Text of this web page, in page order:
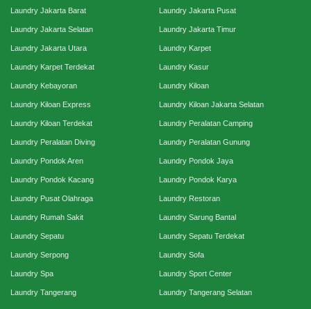
Laundry Jakarta Barat Laundry Jakarta Pusat
Laundry Jakarta Selatan Laundry Jakarta Timur
Laundry Jakarta Utara Laundry Karpet
Laundry Karpet Terdekat Laundry Kasur
Laundry Kebayoran Laundry Kiloan
Laundry Kiloan Express Laundry Kiloan Jakarta Selatan
Laundry Kiloan Terdekat Laundry Peralatan Camping
Laundry Peralatan Diving Laundry Peralatan Gunung
Laundry Pondok Aren Laundry Pondok Jaya
Laundry Pondok Kacang Laundry Pondok Karya
Laundry Pusat Olahraga Laundry Restoran
Laundry Rumah Sakit Laundry Sarung Bantal
Laundry Sepatu Laundry Sepatu Terdekat
Laundry Serpong Laundry Sofa
Laundry Spa Laundry Sport Center
Laundry Tangerang Laundry Tangerang Selatan